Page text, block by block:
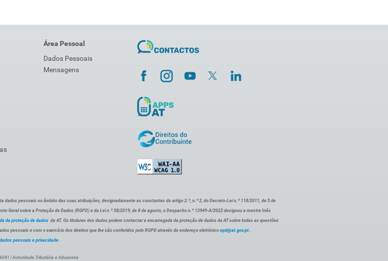
Área Pessoal
Dados Pessoais
Mensagens
dados pessoais no âmbito das suas atribuições, designadamente as constantes do artigo 2.º, n.º 2, do Decreto-Lei n.º 118/2011, de 5 de
Geral sobre a Proteção de Dados (RGPD) e da Lei n.º 58/2019, de 8 de agosto, o Despacho n.º 13949-A/2022 designou a mestre Inês
da proteção de dados da AT. Os titulares dos dados podem contactar a encarregada da proteção de dados da AT sobre todas as questões
pessoais e com o exercício dos direitos que lhe são conferidos pelo RGPD através do endereço eletrónico epd@at.gov.pt .
pessoais e privacidade.
| Autoridade Tributária e Aduaneira